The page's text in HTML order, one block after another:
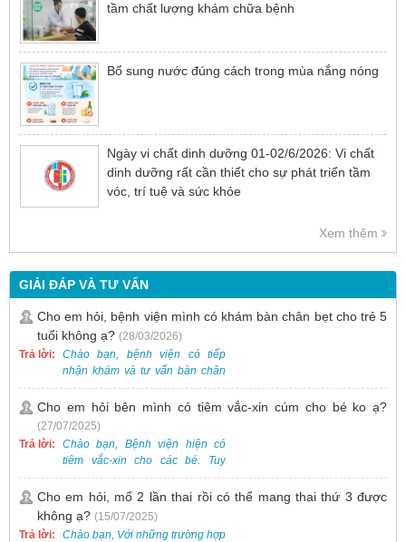
tầm chất lượng khám chữa bệnh
Bổ sung nước đúng cách trong mùa nắng nóng
Ngày vi chất dinh dưỡng 01-02/6/2026: Vi chất
dinh dưỡng rất cần thiết cho sự phát triển tầm
vóc, trí tuệ và sức khỏe
Xem thêm
GIẢI ĐÁP VÀ TƯ VẤN
Cho em hỏi, bệnh viện mình có khám bàn chân bẹt cho trẻ 5
tuổi không ạ? (28/03/2026)
Trả lời:
Chào bạn, bệnh viện có tiếp
nhận khám và tư vấn bàn chân
bẹt cho trẻ em, bao gồm cả trẻ 5
tuổi. Bạn có thể đưa bé đến
Khoa Khám bệnh của bệnh viện
để được bác sĩ chuyên khoa
thăm khám. Ngoài ra, để thuận
tiện hơn, bạn có thể đặt lịch
0988 270 115. Nếu cần hỗ trợ
thêm, vui lòng liên hệ qua Zalo
hoặc Fanpage Bệnh viện Việt
Cho em hỏi bên mình có tiêm vắc-xin cúm cho bé ko ạ?
(27/07/2025)
Trả lời:
Chào bạn, Bệnh viện hiện có
tiêm vắc-xin cho các bé. Tuy
nhiên, các loại vắc-xin thường về
theo từng đợt, không phải lúc
nào cũng có sẵn.
Cho em hỏi, mổ 2 lần thai rồi có thể mang thai thứ 3 được
không ạ? (15/07/2025)
Trả lời:
Chào bạn, Với những trường hợp